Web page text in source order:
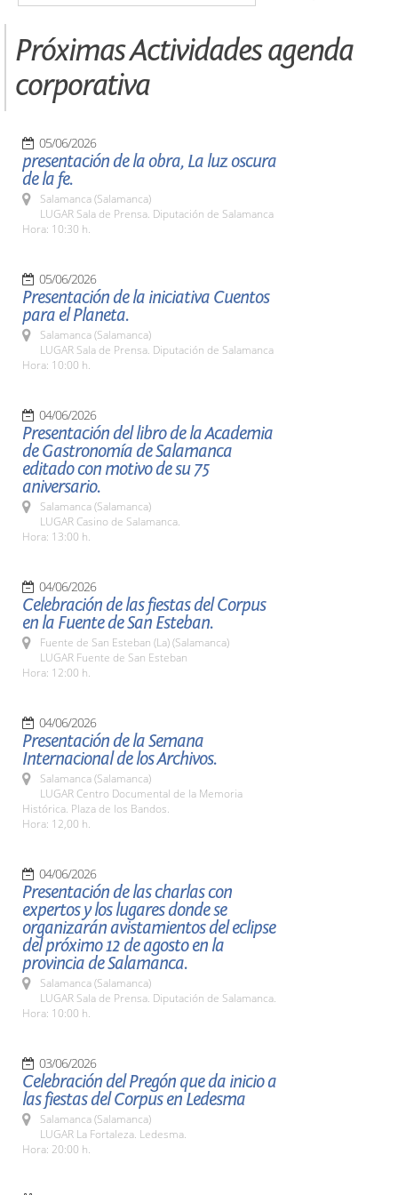
Próximas Actividades agenda
corporativa
05/06/2026
presentación de la obra, La luz oscura
de la fe.
Salamanca (Salamanca)
LUGAR Sala de Prensa. Diputación de Salamanca
Hora: 10:30 h.
05/06/2026
Presentación de la iniciativa Cuentos
para el Planeta.
Salamanca (Salamanca)
LUGAR Sala de Prensa. Diputación de Salamanca
Hora: 10:00 h.
04/06/2026
Presentación del libro de la Academia
de Gastronomía de Salamanca
editado con motivo de su 75
aniversario.
Salamanca (Salamanca)
LUGAR Casino de Salamanca.
Hora: 13:00 h.
04/06/2026
Celebración de las fiestas del Corpus
en la Fuente de San Esteban.
Fuente de San Esteban (La) (Salamanca)
LUGAR Fuente de San Esteban
Hora: 12:00 h.
04/06/2026
Presentación de la Semana
Internacional de los Archivos.
Salamanca (Salamanca)
LUGAR Centro Documental de la Memoria
Histórica. Plaza de los Bandos.
Hora: 12,00 h.
04/06/2026
Presentación de las charlas con
expertos y los lugares donde se
organizarán avistamientos del eclipse
del próximo 12 de agosto en la
provincia de Salamanca.
Salamanca (Salamanca)
LUGAR Sala de Prensa. Diputación de Salamanca.
Hora: 10:00 h.
03/06/2026
Celebración del Pregón que da inicio a
las fiestas del Corpus en Ledesma
Salamanca (Salamanca)
LUGAR La Fortaleza. Ledesma.
Hora: 20:00 h.